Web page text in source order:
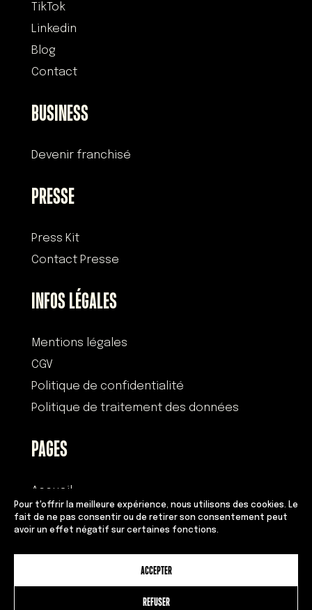
Pour t'offrir la meilleure expérience, nous utilisons des cookies. Le
fait de ne pas consentir ou de retirer son consentement peut
avoir un effet négatif sur certaines fonctions.
ACCEPTER
REFUSER
TikTok
Linkedin
Blog
Contact
BUSINESS
Devenir franchisé
PRESSE
Press Kit
Contact Presse
INFOS LÉGALES
Mentions légales
CGV
Politique de confidentialité
Politique de traitement des données
PAGES
Accueil
Histoire
Devenir franchisé
Équipe